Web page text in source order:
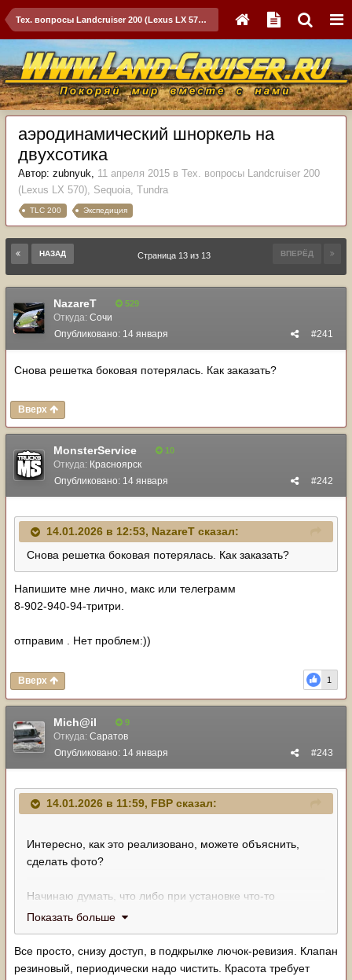
Тех. вопросы Landcruiser 200 (Lexus LX 570), Sequoia, Tundra
аэродинамический шноркель на
двухсотика
Автор: zubnyuk, 11 апреля 2015 в Тех. вопросы Landcruiser 200
(Lexus LX 570), Sequoia, Tundra
TLC 200 Экспедиция
НАЗАД ВПЕРЁД
Страница 13 из 13
NazareT 529
Откуда: Сочи
#241
Опубликовано: 14 января
Снова решетка боковая потерялась. Как заказать?
Вверх
MonsterService 10
Откуда: Красноярск
#242
Опубликовано: 14 января
14.01.2026 в 12:53, NazareT сказал:
Снова решетка боковая потерялась. Как заказать?
Напишите мне лично, макс или телеграмм
8-902-940-94-тритри.
отправим . Нет проблем:))
1
Вверх
Mich@il 9
Откуда: Саратов
#243
Опубликовано: 14 января
14.01.2026 в 11:59, FBP сказал:
Интересно, как это реализовано, можете объяснить,
сделать фото?
Начинаю думать, что либо при установке что-то
накосячили, либо какая-то грязь забила сливной клапан.
Буду вскрывать смотреть
Показать больше
Все просто, снизу доступ, в подкрылке лючок-ревизия. Клапан
резиновый, периодически надо чистить. Красота требует